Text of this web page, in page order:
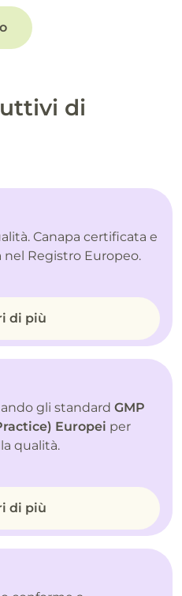
di
Canapa certificata e
Registro Europeo.
di più
gli standard GMP
Europei per
qualità.
di più